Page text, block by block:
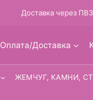
Оплата/Доставка
ЖЕМЧУГ, КАМНИ,
Доставка через